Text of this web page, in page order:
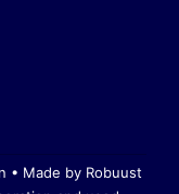
• Made by Robuust